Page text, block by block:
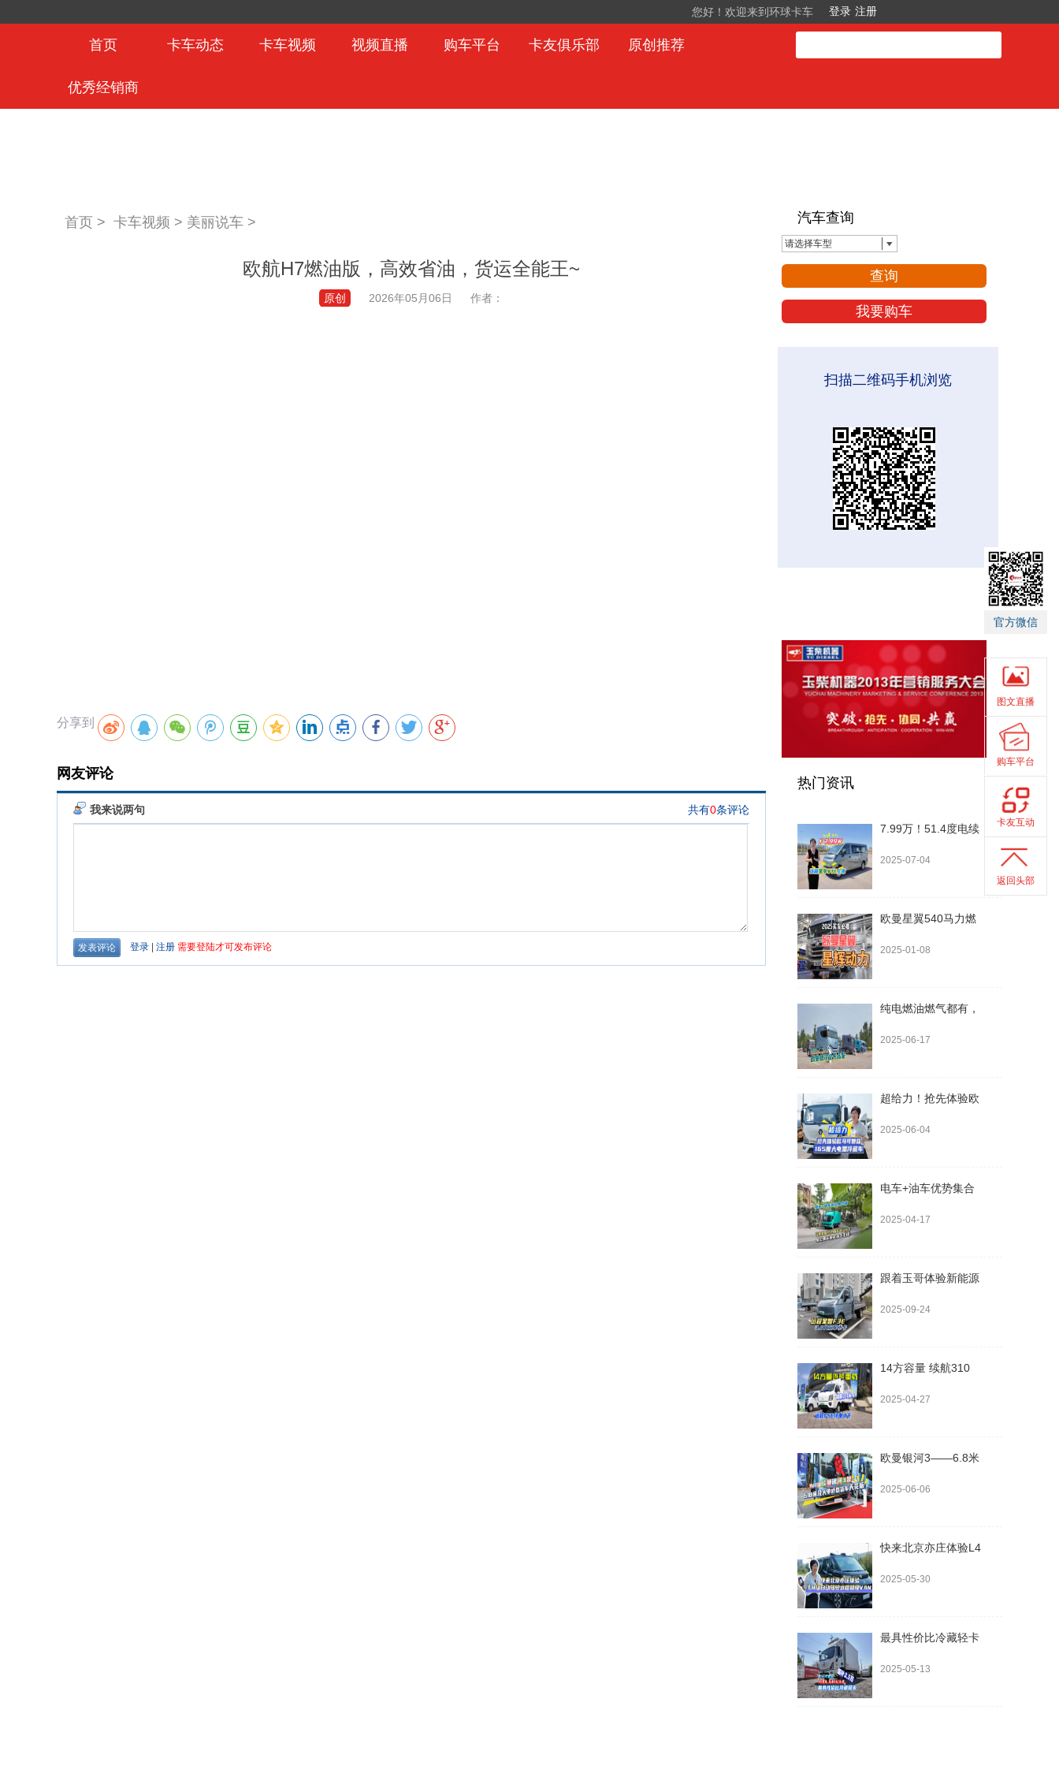
您好！欢迎来到环球卡车
首页 卡车动态 卡车视频 视频直播 购车平台 卡友俱乐部 原创推荐
优秀经销商
首页 > 卡车视频 > 美丽说车 >
欧航H7燃油版，高效省油，货运全能王~
原创 2026年05月06日 作者：
分享到
网友评论
汽车查询
请选择车型
查询
我要购车
扫描二维码手机浏览
热门资讯
7.99万！51.4度电续
2025-07-04
欧曼星翼540马力燃
2025-01-08
纯电燃油燃气都有，
2025-06-17
超给力！抢先体验欧
2025-06-04
电车+油车优势集合
2025-04-17
跟着玉哥体验新能源
2025-09-24
14方容量 续航310
2025-04-27
欧曼银河3——6.8米
2025-06-06
快来北京亦庄体验L4
2025-05-30
最具性价比冷藏轻卡
2025-05-13
官方微信
图文直播
购车平台
卡友互动
返回头部